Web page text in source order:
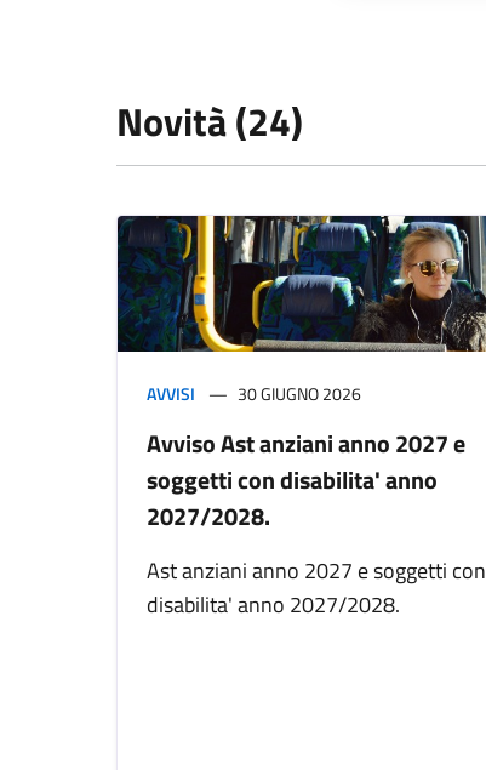
Novità (24)
AVVISI 30 GIUGNO 2026
Avviso Ast anziani anno 2027 e
soggetti con disabilita' anno
2027/2028.
Ast anziani anno 2027 e soggetti con
disabilita' anno 2027/2028.